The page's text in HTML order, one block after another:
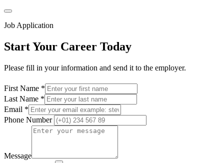
Job Application
Start Your Career Today
Please fill in your information and send it to the employer.
First Name *
Last Name *
Email *
Phone Number
Message